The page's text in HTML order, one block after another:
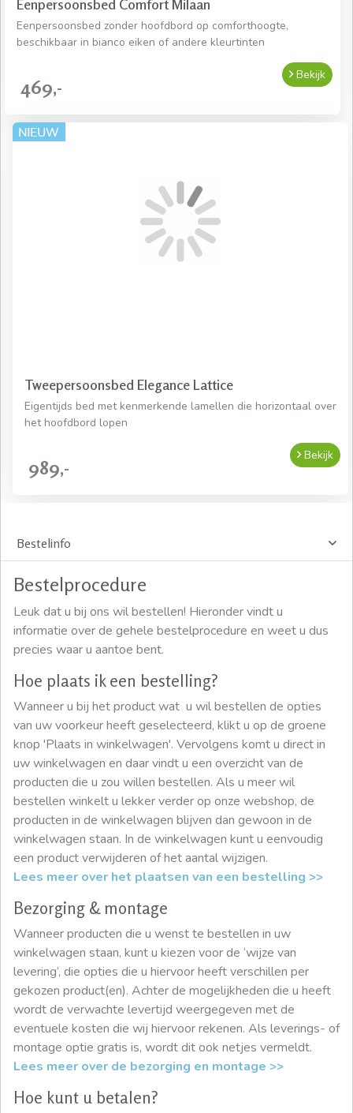
Eenpersoonsbed Comfort Milaan
Eenpersoonsbed zonder hoofdbord op comforthoogte,
beschikbaar in bianco eiken of andere kleurtinten
469,-
Bekijk
Tweepersoonsbed Elegance Lattice
Eigentijds bed met kenmerkende lamellen die horizontaal over
het hoofdbord lopen
989,-
Bekijk
Bestelinfo
Bestelprocedure
Leuk dat u bij ons wil bestellen! Hieronder vindt u
informatie over de gehele bestelprocedure en weet u dus
precies waar u aantoe bent.
Hoe plaats ik een bestelling?
Wanneer u bij het product wat u wil bestellen de opties
van uw voorkeur heeft geselecteerd, klikt u op de groene
knop 'Plaats in winkelwagen'. Vervolgens komt u direct in
uw winkelwagen en daar vindt u een overzicht van de
producten die u zou willen bestellen. Als u meer wil
bestellen winkelt u lekker verder op onze webshop, de
producten in de winkelwagen blijven dan gewoon in de
winkelwagen staan. In de winkelwagen kunt u eenvoudig
een product verwijderen of het aantal wijzigen.
Lees meer over het plaatsen van een bestelling >>
Bezorging & montage
Wanneer producten die u wenst te bestellen in uw
winkelwagen staan, kunt u kiezen voor de ‘wijze van
levering’, die opties die u hiervoor heeft verschillen per
gekozen product(en). Achter de mogelijkheden die u heeft
wordt de verwachte levertijd weergegeven met de
eventuele kosten die wij hiervoor rekenen. Als leverings- of
montage optie gratis is, wordt dit ook netjes vermeldt.
Lees meer over de bezorging en montage >>
Hoe kunt u betalen?